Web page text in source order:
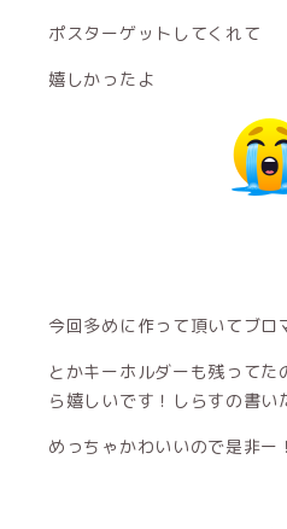
ポスターゲットしてくれて
嬉しかったよ
今回多めに作って頂いてブロ
とかキーホルダーも残って
ら嬉しいです！しらすの書い
めっちゃかわいいので是非ー！